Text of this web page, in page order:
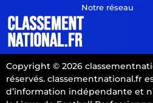
Notre réseau
Copyright © 2026
réservés. classementnational.fr
d’information indépendante et